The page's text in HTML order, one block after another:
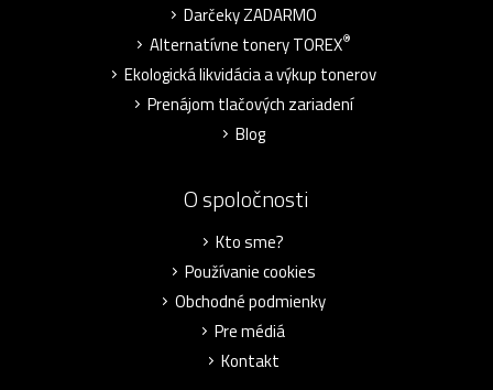
Darčeky ZADARMO
Alternatívne tonery TOREX®
Ekologická likvidácia a výkup tonerov
Prenájom tlačových zariadení
Blog
O spoločnosti
Kto sme?
Používanie cookies
Obchodné podmienky
Pre médiá
Kontakt